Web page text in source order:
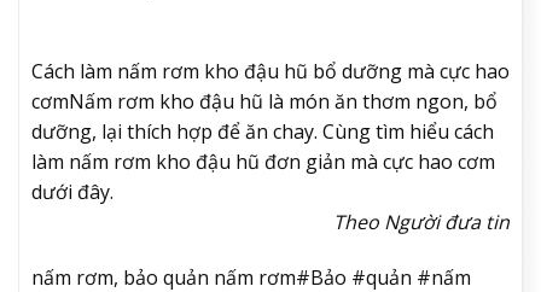
Cách làm nấm rơm kho đậu hũ bổ dưỡng mà cực hao
cơmNấm rơm kho đậu hũ là món ăn thơm ngon, bổ
dưỡng, lại thích hợp để ăn chay. Cùng tìm hiểu cách
làm nấm rơm kho đậu hũ đơn giản mà cực hao cơm
dưới đây.
Theo Người đưa tin
nấm rơm, bảo quản nấm rơm#Bảo #quản #nấm